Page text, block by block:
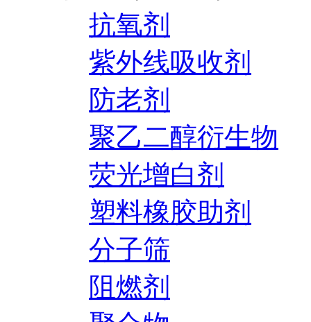
抗氧剂
紫外线吸收剂
防老剂
聚乙二醇衍生物
荧光增白剂
塑料橡胶助剂
分子筛
阻燃剂